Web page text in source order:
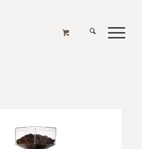
Mühlen - Elektrisch Eureka